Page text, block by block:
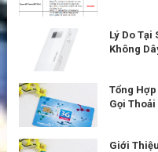
Lý Do Tại
Không
Tổng
Gọi Thoải
Giới